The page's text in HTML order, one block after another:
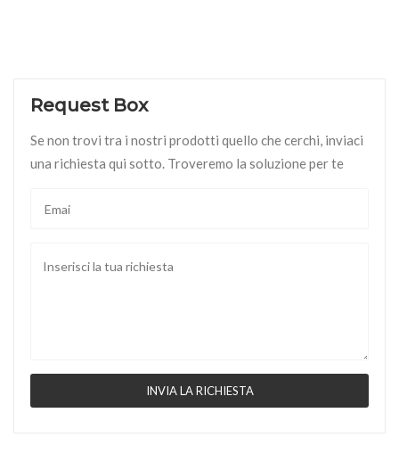
Request Box
Se non trovi tra i nostri prodotti quello che cerchi, inviaci
una richiesta qui sotto. Troveremo la soluzione per te